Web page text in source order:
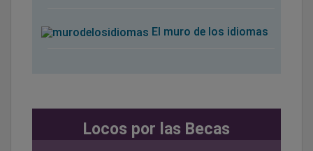
El muro de los idiomas
Locos por las Becas